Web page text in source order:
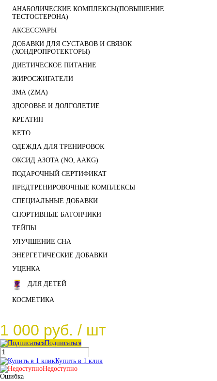
АНАБОЛИЧЕСКИЕ КОМПЛЕКСЫ(ПОВЫШЕНИЕ
ТЕСТОСТЕРОНА)
АКСЕССУАРЫ
ДОБАВКИ ДЛЯ СУСТАВОВ И СВЯЗОК
(ХОНДРОПРОТЕКТОРЫ)
ДИЕТИЧЕСКОЕ ПИТАНИЕ
ЖИРОСЖИГАТЕЛИ
ЗМА (ZMA)
ЗДОРОВЬЕ И ДОЛГОЛЕТИЕ
КРЕАТИН
KETO
ОДЕЖДА ДЛЯ ТРЕНИРОВОК
ОКСИД АЗОТА (NO, AAKG)
ПОДАРОЧНЫЙ СЕРТИФИКАТ
ПРЕДТРЕНИРОВОЧНЫЕ КОМПЛЕКСЫ
СПЕЦИАЛЬНЫЕ ДОБАВКИ
СПОРТИВНЫЕ БАТОНЧИКИ
ТЕЙПЫ
УЛУЧШЕНИЕ СНА
ЭНЕРГЕТИЧЕСКИЕ ДОБАВКИ
УЦЕНКА
ДЛЯ ДЕТЕЙ
КОСМЕТИКА
1 000 руб. / шт
Подписаться
Купить в 1 клик
Недоступно
Ошибка